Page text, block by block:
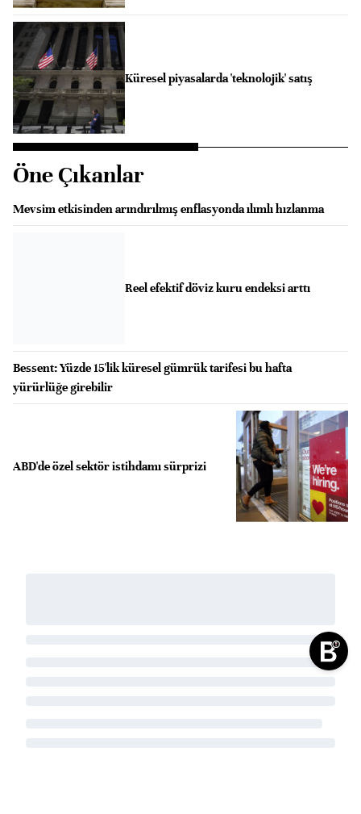
Küresel piyasalarda 'teknolojik' satış
Öne Çıkanlar
Mevsim etkisinden arındırılmış enflasyonda ılımlı hızlanma
Reel efektif döviz kuru endeksi arttı
Bessent: Yüzde 15'lik küresel gümrük tarifesi bu hafta
yürürlüğe girebilir
ABD'de özel sektör istihdamı sürprizi